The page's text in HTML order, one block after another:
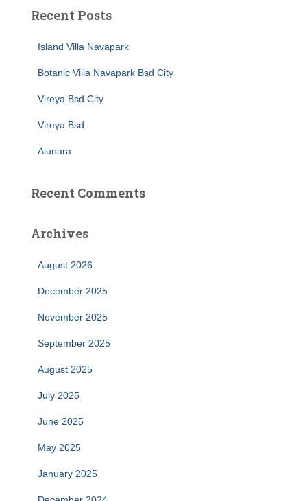
h
Recent Posts
Island Villa Navapark
Botanic Villa Navapark Bsd City
Vireya Bsd City
Vireya Bsd
Alunara
Recent Comments
Archives
August 2026
December 2025
November 2025
September 2025
August 2025
July 2025
June 2025
May 2025
January 2025